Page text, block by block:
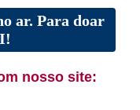
ar. Para doar
nosso site: